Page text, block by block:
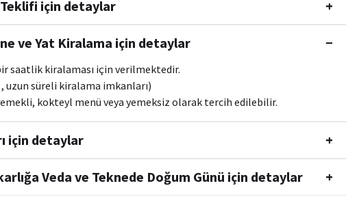
için detaylar +
ve Yat Kiralama için detaylar −
saatlik kiralaması için verilmektedir.
uzun süreli kiralama imkanları)
kokteyl menü veya yemeksiz olarak tercih edilebilir.
için detaylar +
Veda ve Teknede Doğum Günü için detaylar +